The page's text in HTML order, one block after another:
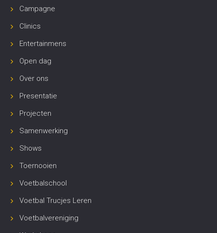
Campagne
Clinics
Entertainmens
Open dag
Over ons
Presentatie
Projecten
Samenwerking
Shows
Toernooien
Voetbalschool
Voetbal Trucjes Leren
Voetbalvereniging